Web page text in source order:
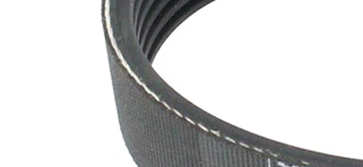
SVHC
SVHC
substance
Materiál
řemene
EPDM
(Ethylen-
Propylen-
Dien-
Kautschuk)